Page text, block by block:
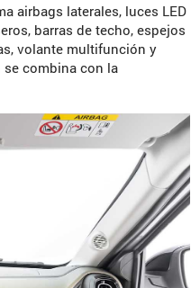
airbags laterales, luces LED
barras de techo, espejos
volante multifunción y
se combina con la